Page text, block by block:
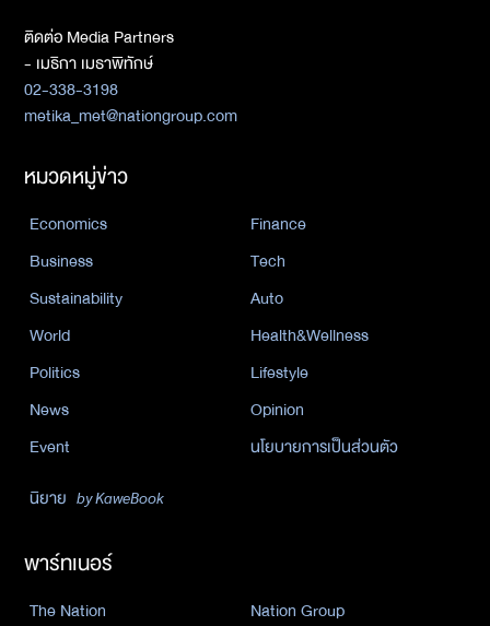
ติดต่อ Media Partners
- เมธิกา เมธาพิทักษ์
02-338-3198
metika_met@nationgroup.com
หมวดหมู่ข่าว
Economics
Finance
Business
Tech
Sustainability
Auto
World
Health&Wellness
Politics
Lifestyle
News
Opinion
Event
นโยบายการเป็นส่วนตัว
นิยาย by KaweBook
พาร์ทเนอร์
The Nation Nation Group